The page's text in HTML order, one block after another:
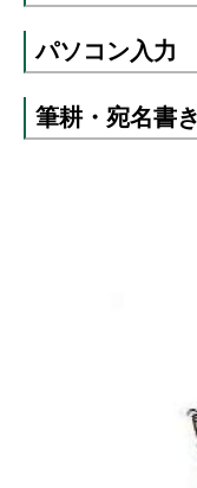
パソコン入力
筆耕・宛名書き